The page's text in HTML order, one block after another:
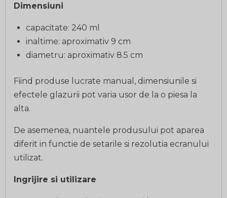
Dimensiuni
capacitate: 240 ml
inaltime: aproximativ 9 cm
diametru: aproximativ 8.5 cm
Fiind produse lucrate manual, dimensiunile si
efectele glazurii pot varia usor de la o piesa la
alta.
De asemenea, nuantele produsului pot aparea
diferit in functie de setarile si rezolutia ecranului
utilizat.
Ingrijire si utilizare